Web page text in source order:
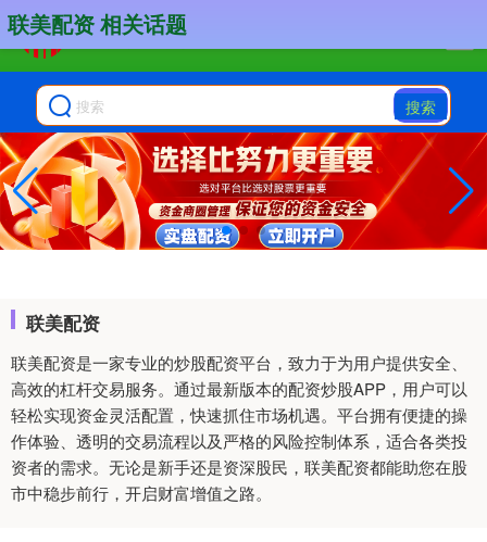
搜索
联美配资
联美配资是一家专业的炒股配资平台，致力于为用户提供安全、
高效的杠杆交易服务。通过最新版本的配资炒股APP，用户可以
轻松实现资金灵活配置，快速抓住市场机遇。平台拥有便捷的操
作体验、透明的交易流程以及严格的风险控制体系，适合各类投
资者的需求。无论是新手还是资深股民，联美配资都能助您在股
市中稳步前行，开启财富增值之路。
联美配资 相关话题